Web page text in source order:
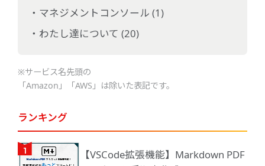
マネジメントコンソール (1)
わたし達について (20)
※サービス名先頭の
「Amazon」「AWS」は除いた表記です。
ランキング
【VSCode拡張機能】Markdown PDF